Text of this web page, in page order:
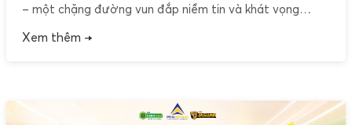
– một chặng đường vun đắp niềm tin và khát vọng
nghiên cứu và phát triển, PRO GROUP – thương hiệu
Xem thêm →